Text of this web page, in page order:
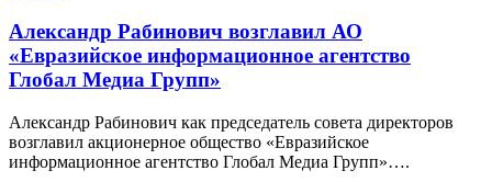
Александр Рабинович возглавил АО
«Евразийское информационное агентство
Глобал Медиа Групп»
Александр Рабинович как председатель совета директоров
возглавил акционерное общество «Евразийское
информационное агентство Глобал Медиа Групп»….